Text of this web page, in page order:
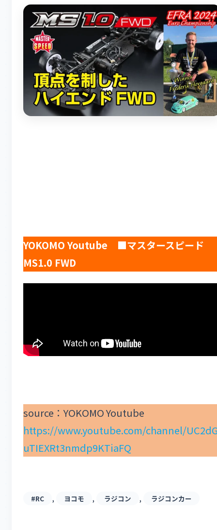
YOKOMO Youtube ■マスタースピード
MS1.0 FWD
source：YOKOMO Youtube
https://www.youtube.com/channel/
uTIEXRt3nmdp9KTiaFQ
#RC , ヨコモ , ラジコン , ラジコンカー